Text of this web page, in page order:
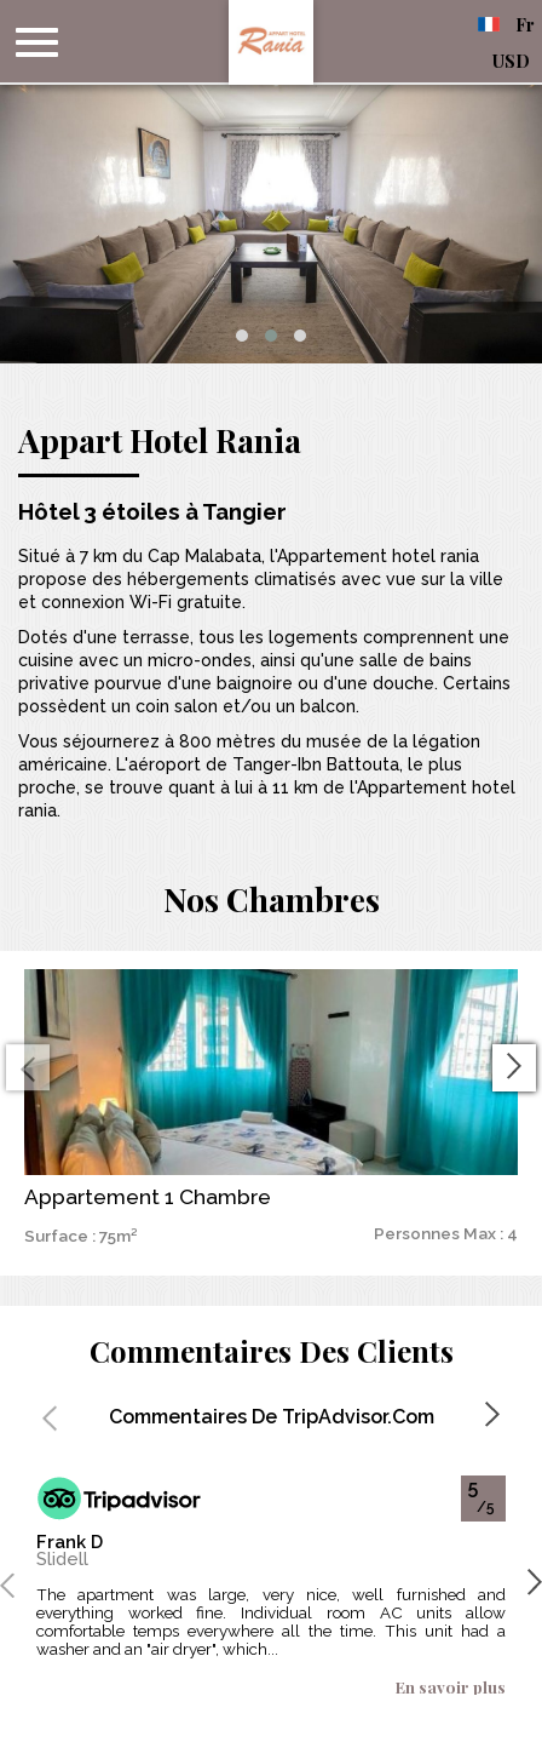
Fr
USD
Appart Hotel Rania
Hôtel 3 étoiles à Tangier
Situé à 7 km du Cap Malabata, l'Appartement hotel rania
propose des hébergements climatisés avec vue sur la ville
et connexion Wi-Fi gratuite.
Dotés d'une terrasse, tous les logements comprennent une
cuisine avec un micro-ondes, ainsi qu'une salle de bains
privative pourvue d'une baignoire ou d'une douche. Certains
possèdent un coin salon et/ou un balcon.
Vous séjournerez à 800 mètres du musée de la légation
américaine. L'aéroport de Tanger-Ibn Battouta, le plus
proche, se trouve quant à lui à 11 km de l'Appartement hotel
rania.
Nos Chambres
Appartement 1 Chambre
Surface : 75m² Personnes Max : 4
Commentaires Des Clients
Commentaires De TripAdvisor.com
Frank D
Slidell
5
/5
The apartment was large, very nice, well furnished and
everything worked fine. Individual room AC units allow
comfortable temps everywhere all the time. This unit had a
washer and an "air dryer", which...
En savoir plus